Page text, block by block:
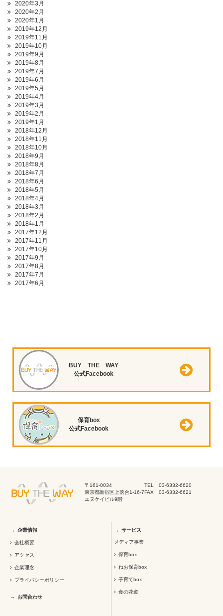
2020年3月
2020年2月
2020年1月
2019年12月
2019年11月
2019年10月
2019年9月
2019年8月
2019年7月
2019年6月
2019年5月
2019年4月
2019年3月
2019年2月
2019年1月
2018年12月
2018年11月
2018年10月
2018年9月
2018年8月
2018年7月
2018年6月
2018年5月
2018年4月
2018年3月
2018年2月
2018年1月
2017年12月
2017年11月
2017年10月
2017年9月
2017年8月
2017年7月
2017年6月
BUY THE WAY
公式Facebook
保育box
公式Facebook
〒161-0034
東京都新宿区上落合1-16-7
エヌケイビル9階
TEL 03-6332-6620
FAX 03-6332-6621
企業情報
会社概要
アクセス
企業理念
プライバシーポリシー
お問合わせ
サービス
メディア事業
保育box
ねお保育box
子育てbox
食の花道